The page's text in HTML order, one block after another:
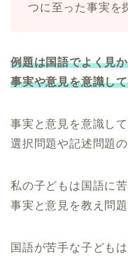
つに至った事実を
例題は国語でよく見
事実や意見を意識し
事実と意見を意識し
選択問題や記述問題
私の子どもは国語に
事実と意見を教え問
国語が苦手な子どもは